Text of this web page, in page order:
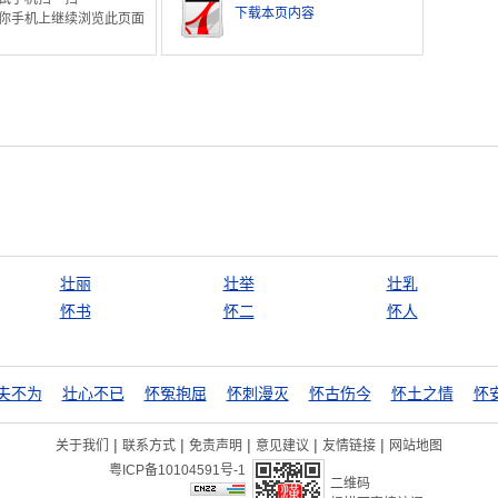
手机上继续浏览此页面
下载本页内容
壮丽 壮举
壮乳
怀书
怀二 怀人
不为 壮心不已 怀冤抱屈 怀刺漫灭 怀古伤今 怀土之情 怀
关于我们 | 联系方式 | 免责声明 | 意见建议 | 友情链接 | 网站地图
粤ICP备10104591号-1
二维码